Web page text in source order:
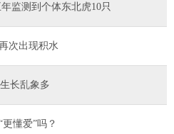
监测到个体东北虎10只
次出现积水
长乱象多
懂爱”吗？